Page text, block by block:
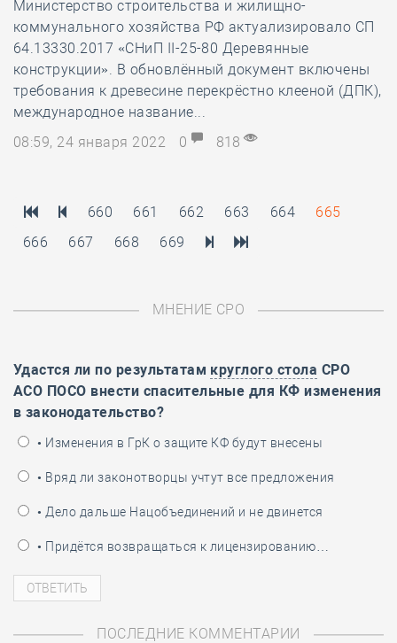
Министерство строительства и жилищно-
коммунального хозяйства РФ актуализировало СП
64.13330.2017 «СНиП II-25-80 Деревянные
конструкции». В обновлённый документ включены
требования к древесине перекрёстно клееной (ДПК),
международное название...
08:59, 24 января 2022
0 818
660 661 662 663 664
665
666
667 668 669
МНЕНИЕ СРО
Удастся ли по результатам круглого стола СРО
АСО ПОСО внести спасительные для КФ изменения
в законодательство?
• Изменения в ГрК о защите КФ будут внесены
• Вряд ли законотворцы учтут все предложения
• Дело дальше Нацобъединений и не двинется
• Придётся возвращаться к лицензированию…
ПОСЛЕДНИЕ КОММЕНТАРИИ